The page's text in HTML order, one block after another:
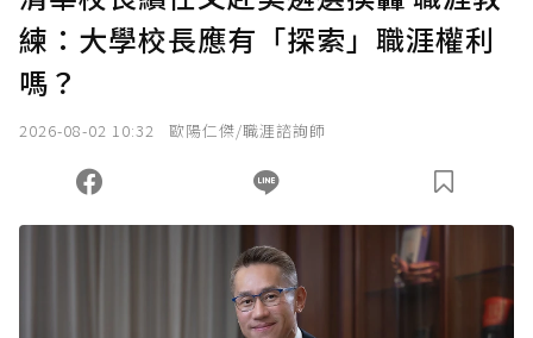
確認送出
您當前剩餘 U 利點數：0點；前往 購買點數
練：大學校長應有「探索」職涯權利
嗎？
2026-08-02 10:32 歐陽仁傑/職涯諮詢師